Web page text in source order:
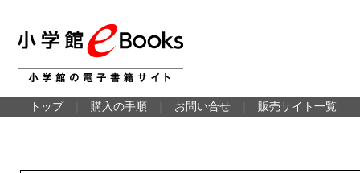
トップ 購入の手順 お問い合せ 販売サイト一覧